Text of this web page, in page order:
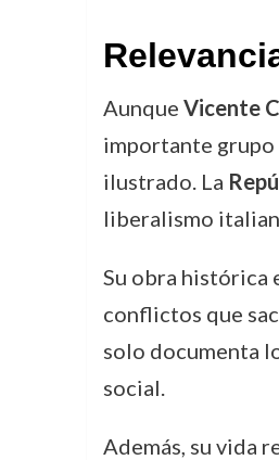
Aunque Vicente
importante
ilustrado. La
liberalismo
Su obra histórica
conflictos que
solo documenta
social.
Además, su vida